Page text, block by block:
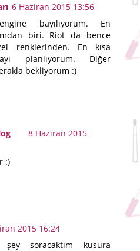
6 Haziran 2015 13:56
bayılıyorum. En
biri. Riot da bence
renklerinden. En kısa
planlıyorum. Diğer
bekliyorum :)
8 Haziran 2015
:)
2015 16:24
soracaktım kusura